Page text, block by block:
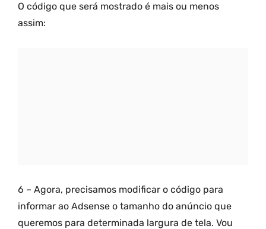
O código que será mostrado é mais ou menos
assim:
6 – Agora, precisamos modificar o código para
informar ao Adsense o tamanho do anúncio que
queremos para determinada largura de tela. Vou